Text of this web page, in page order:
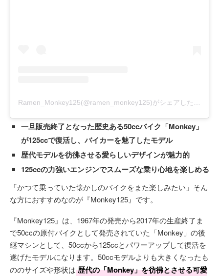
Ramen_Monkey125(@ramen_monkey125)がシェアした投稿
一旦販売終了となった歴史ある50ccバイク「Monkey」
が125ccで復活し、バイカーを魅了したモデル
歴代モデルを彷彿させる愛らしいデザインが魅力的
125ccの力強いエンジンでスムーズな乗り心地を楽しめる
「かつて乗っていた懐かしのバイクをまた楽しみたい」そん
な方におすすめなのが『Monkey125』です。
『Monkey125』は、1967年の発売から2017年の生産終了ま
で50ccの原付バイクとして発売されていた「Monkey」の後
継マシンとして、50ccから125ccとパワーアップして復活を
遂げたモデルになります。50ccモデルよりも大きくなったも
ののサイズや形状は 歴代の「Monkey」を彷彿とさせる可愛